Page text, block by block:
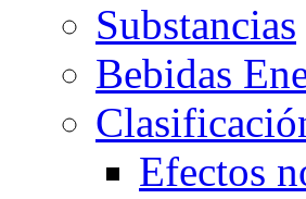
Substancias
Bebidas
Efectos